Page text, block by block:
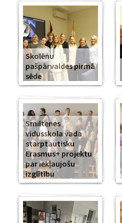
Skolēnu
pašpārvaldes pirmā
sēde
Smiltenes
vidusskola vada
starptautisku
Erasmus+ projektu
par iekļaujošu
izglītību